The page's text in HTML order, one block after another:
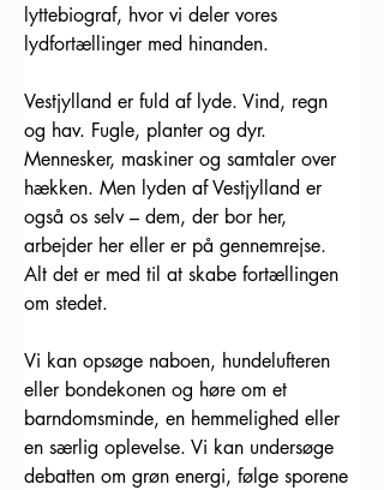
lyttebiograf, hvor vi deler vores
lydfortællinger med hinanden.
Vestjylland er fuld af lyde. Vind, regn
og hav. Fugle, planter og dyr.
Mennesker, maskiner og samtaler over
hækken. Men lyden af Vestjylland er
også os selv – dem, der bor her,
arbejder her eller er på gennemrejse.
Alt det er med til at skabe fortællingen
om stedet.
Vi kan opsøge naboen, hundelufteren
eller bondekonen og høre om et
barndomsminde, en hemmelighed eller
en særlig oplevelse. Vi kan undersøge
debatten om grøn energi, følge sporene